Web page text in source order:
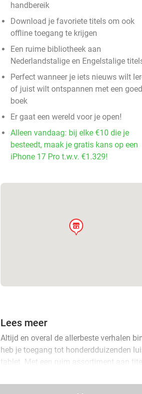
handbereik
Download je favoriete titels om ook
offline toegang te krijgen
Een ruime bibliotheek aan
Nederlandstalige en Engelstalige
Perfect wanneer je iets nieuws wilt
of juist wilt ontspannen met een goed
boek
Er gaat een wereld voor je open!
Alleen vandaag: bij elke €10 die je
besteedt, maak je gratis kans op een
iPhone 17 Pro t.w.v. €1.329!
store
Lees meer
Altijd en overal de allerbeste verhalen
heb je toegang tot honderdduizenden
tablet. Met een ruim assortiment aan